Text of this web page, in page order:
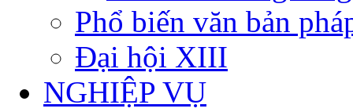
Phổ biến văn bản
Đại hội XIII
NGHIỆP VỤ